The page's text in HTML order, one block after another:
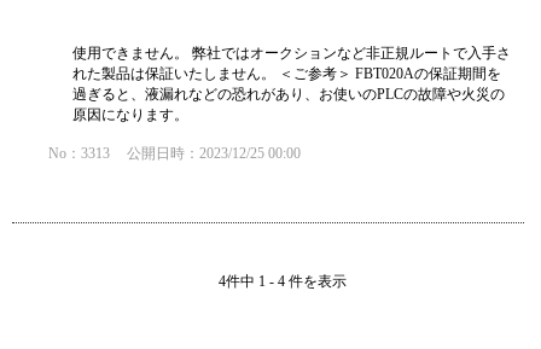
使用できません。 弊社ではオークションなど非正規ルートで入手さ
れた製品は保証いたしません。 ＜ご参考＞ FBT020Aの保証期間を
過ぎると、液漏れなどの恐れがあり、お使いのPLCの故障や火災の
原因になります。
No：3313 公開日時：2023/12/25 00:00
4件中 1 - 4 件を表示